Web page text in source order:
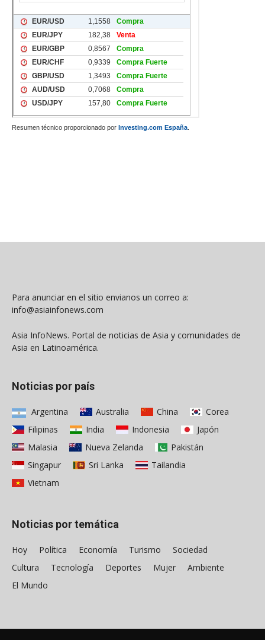
Resumen técnico proporcionado por Investing.com España
Para anunciar en el sitio envianos un correo a:
info@asiainfonews.com
Asia InfoNews. Portal de noticias de Asia y comunidades de
Asia en Latinoamérica.
Noticias por país
Argentina Australia China
Corea
Filipinas
India Indonesia
Japón
Malasia
Nueva Zelanda
Pakistán
Singapur
Sri Lanka
Tailandia
Vietnam
Noticias por temática
Hoy Política Economía Turismo
Sociedad
Cultura
Tecnología Deportes Mujer
Ambiente
El Mundo